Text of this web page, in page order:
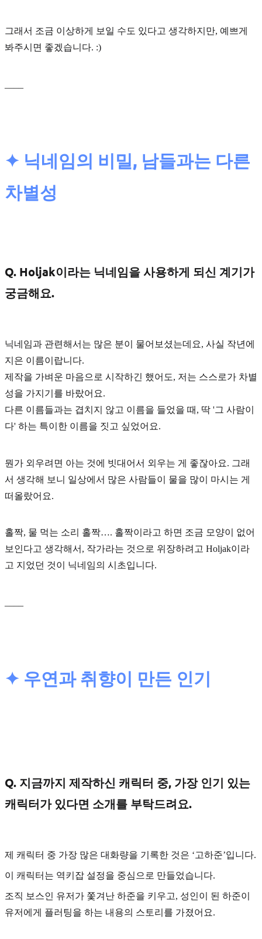
그래서 조금 이상하게 보일 수도 있다고 생각하지만, 예쁘게
봐주시면 좋겠습니다. :)
✦ 닉네임의 비밀, 남들과는 다른
차별성
Q. Holjak이라는 닉네임을 사용하게 되신 계기가
궁금해요.
닉네임과 관련해서는 많은 분이 물어보셨는데요, 사실 작년에
지은 이름이랍니다.
제작을 가벼운 마음으로 시작하긴 했어도, 저는 스스로가 차별
성을 가지기를 바랐어요.
다른 이름들과는 겹치지 않고 이름을 들었을 때, 딱 '그 사람이
다' 하는 특이한 이름을 짓고 싶었어요.
뭔가 외우려면 아는 것에 빗대어서 외우는 게 좋잖아요. 그래
서 생각해 보니 일상에서 많은 사람들이 물을 많이 마시는 게
떠올랐어요.
홀짝, 물 먹는 소리 홀짝…. 홀짝이라고 하면 조금 모양이 없어
보인다고 생각해서, 작가라는 것으로 위장하려고 Holjak이라
고 지었던 것이 닉네임의 시초입니다.
✦ 우연과 취향이 만든 인기
Q. 지금까지 제작하신 캐릭터 중, 가장 인기 있는
캐릭터가 있다면 소개를 부탁드려요.
제 캐릭터 중 가장 많은 대화량을 기록한 것은 ‘고하준’입니다.
이 캐릭터는 역키잡 설정을 중심 으로 만들었습니다.
조직 보스인 유저가 쫓겨난 하준을 키우고, 성인이 된 하준이
유저에게 플러팅을 하는 내용의 스토리를 가졌어요.